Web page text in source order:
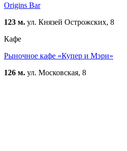
Origins Bar
123 м. ул. Князей Острожских, 8
Кафе
Рыночное кафе «Купер и Мэри»
126 м. ул. Московская, 8